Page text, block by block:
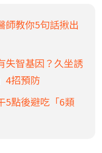
師教你5句話揪出
失智基因？久坐誘
4招預防
5點後避吃「6類